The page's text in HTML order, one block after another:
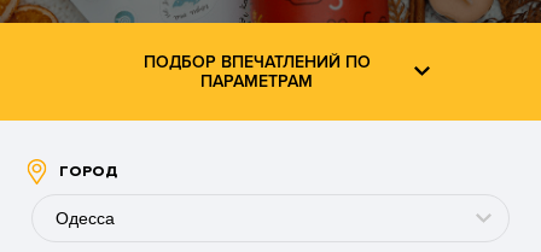
ПОДБОР ВПЕЧАТЛЕНИЙ ПО
ПАРАМЕТРАМ
ГОРОД
Одесса